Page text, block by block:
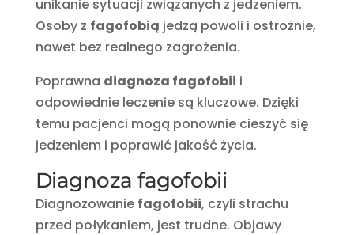
unikanie sytuacji związanych z jedzeniem.
Osoby z fagofobią jedzą powoli i ostrożnie,
nawet bez realnego zagrożenia.
Poprawna diagnoza fagofobii i
odpowiednie leczenie są kluczowe. Dzięki
temu pacjenci mogą ponownie cieszyć się
jedzeniem i poprawić jakość życia.
Diagnoza fagofobii
Diagnozowanie fagofobii, czyli strachu
przed połykaniem, jest trudne. Objawy